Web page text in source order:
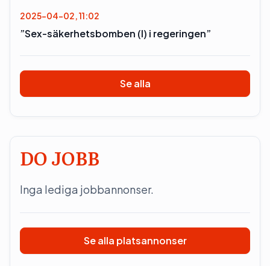
2025-04-02, 11:02
”Sex-säkerhetsbomben (l) i regeringen”
Se alla
DO JOBB
Inga lediga jobbannonser.
Se alla platsannonser